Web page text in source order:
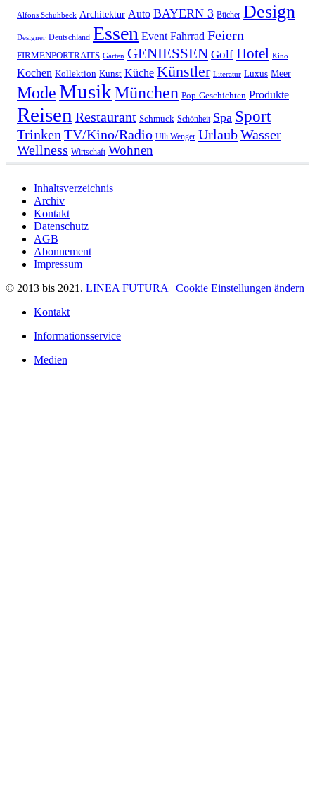
Alfons Schuhbeck Architektur Auto BAYERN 3 Bücher Design
Designer Deutschland Essen Event Fahrrad Feiern
FIRMENPORTRAITS Garten GENIESSEN Golf Hotel Kino
Kochen Kollektion Kunst Küche Künstler Literatur Luxus Meer
ModeMusikMünchen Pop-Geschichten Produkte
Reisen Restaurant Schmuck Schönheit Spa Sport
Trinken TV/Kino/Radio Ulli Wenger UrlaubWasser
Wellness Wirtschaft Wohnen
Inhaltsverzeichnis
Archiv
Kontakt
Datenschutz
AGB
Abonnement
Impressum
© 2013 bis 2021. LINEA FUTURA | Cookie Einstellungen ändern
Kontakt
Informationsservice
Medien